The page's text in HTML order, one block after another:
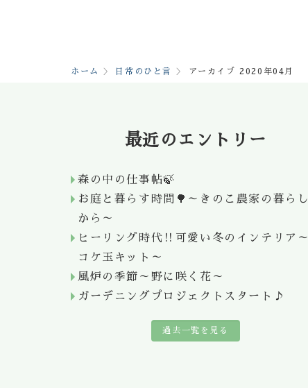
ホーム 日常のひと言 アーカイブ 2020年04月
最近のエントリー
森の中の仕事帖🍃
お庭と暮らす時間🌳～きのこ農家の暮らし
から～
ヒーリング時代‼可愛い冬のインテリア～
コケ玉キット～
風炉の季節～野に咲く花～
ガーデニングプロジェクトスタート♪
過去一覧を見る